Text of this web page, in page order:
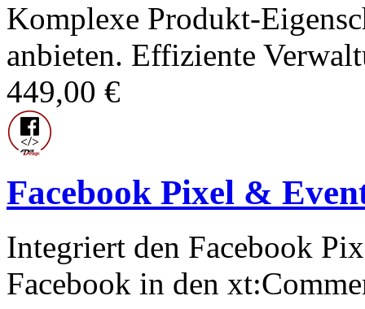
Komplexe Produkt-
anbieten. Effiziente
449,00 €
Facebook Pixel &
Integriert den Facebook
Facebook in den